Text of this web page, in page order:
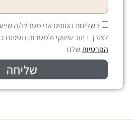
בשליחת הטופס אני מסכים/ה
לצורך דיוור שיווקי ולמטרות נוספות
הפרטיותשלנו
שליחה